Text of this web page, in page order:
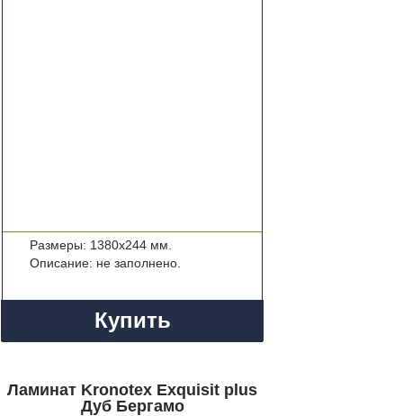
Размеры: 1380x244 мм.
Описание: не заполнено.
Купить
Ламинат Kronotex Exquisit plus
Дуб Бергамо